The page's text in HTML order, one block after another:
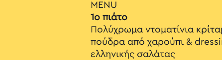
MENU
1ο πιάτο
Πολύχρωμα ντοματίνια
πούδρα από χαρούπι &
ελληνικής σαλάτας